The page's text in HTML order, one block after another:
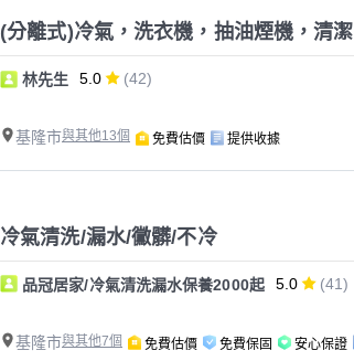
(分離式)冷氣，洗衣機，抽油煙機，清潔
林先生 5.0 (42)
基隆市與其他13個 免費估價 提供收據
冷氣清洗/漏水/黴髒/不冷
品冠居家/冷氣清洗漏水保養2000起 5.0 (41)
基隆市與其他7個 免費估價 免費保固 安心保證